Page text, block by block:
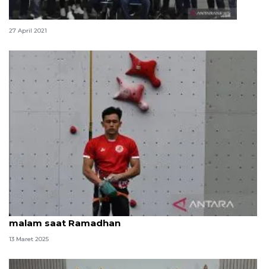
Pelatnas angkat besi tidak mudik, tetap latihan
27 April 2021
Hadapi Kejuaraan Dunia, Veddriq jalani latihan
malam saat Ramadhan
13 Maret 2025